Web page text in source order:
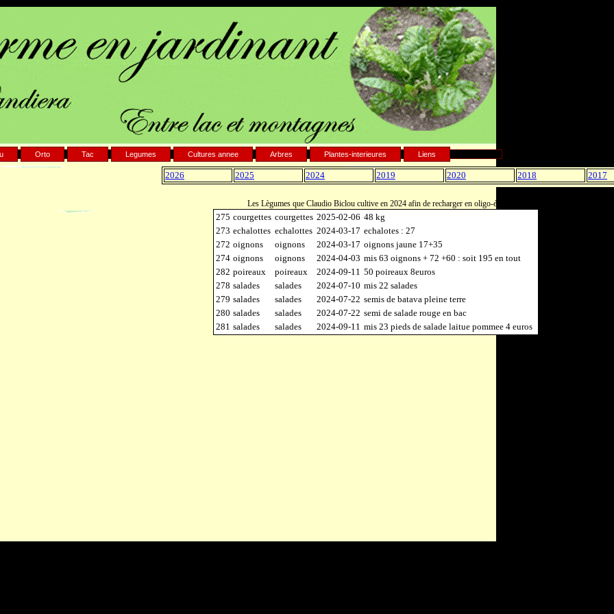
Orto Tac Legumes Cultures annee Arbres Plantes-interieures Liens
2026 2025 2024 2019 2020 2018 2017
Les Lègumes que Claudio Biclou cultive en 2024 afin de recharger en oligo-éléments
275 courgettes courgettes 2025-02-06 48 kg
273 echalottes echalottes 2024-03-17 echalotes : 27
272 oignons oignons 2024-03-17 oignons jaune 17+35
274 oignons oignons 2024-04-03 mis 63 oignons + 72 +60 : soit 195 en tout
282 poireaux poireaux 2024-09-11 50 poireaux 8euros
278 salades salades 2024-07-10 mis 22 salades
279 salades salades 2024-07-22 semis de batava pleine terre
280 salades salades 2024-07-22 semi de salade rouge en bac
281 salades salades 2024-09-11 mis 23 pieds de salade laitue pommee 4 euros